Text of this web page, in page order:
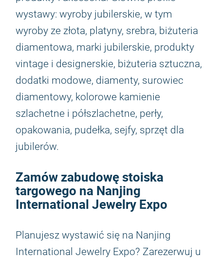
wystawy: wyroby jubilerskie, w tym
wyroby ze złota, platyny, srebra, biżuteria
diamentowa, marki jubilerskie, produkty
vintage i designerskie, biżuteria sztuczna,
dodatki modowe, diamenty, surowiec
diamentowy, kolorowe kamienie
szlachetne i półszlachetne, perły,
opakowania, pudełka, sejfy, sprzęt dla
jubilerów.
Zamów zabudowę stoiska
targowego na Nanjing
International Jewelry Expo
Planujesz wystawić się na Nanjing
International Jewelry Expo? Zarezerwuj u